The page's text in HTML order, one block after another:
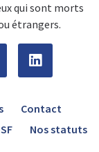
qui sont morts
étrangers.
Contact
Nos statuts